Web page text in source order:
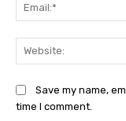
Save my name,
time I comment.